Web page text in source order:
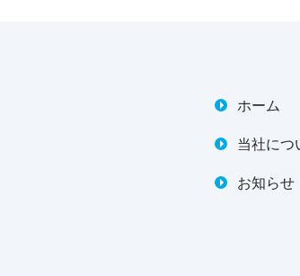
ホーム
当社につ
お知らせ